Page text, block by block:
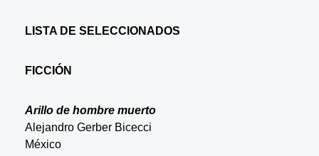
LISTA DE SELECCIONADOS
FICCIÓN
Arillo de hombre muerto
Alejandro Gerber Bicecci
México